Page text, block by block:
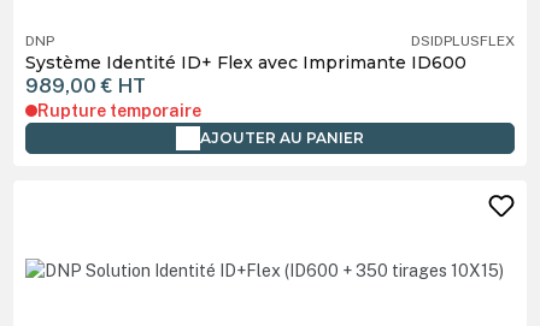
DNP DSIDPLUSFLEX
Système Identité ID+ Flex avec Imprimante ID600
989,00 € HT
Rupture temporaire
AJOUTER AU PANIER